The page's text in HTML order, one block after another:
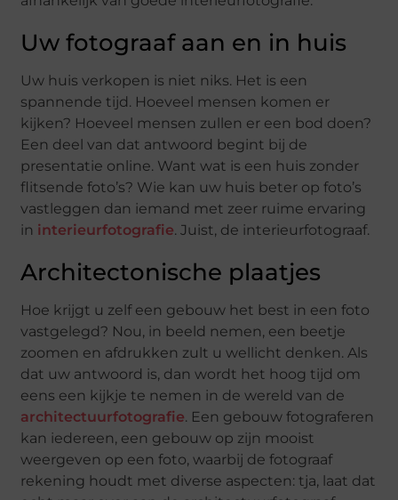
Uw fotograaf aan en in huis
Uw huis verkopen is niet niks. Het is een
spannende tijd. Hoeveel mensen komen er
kijken? Hoeveel mensen zullen er een bod doen?
Een deel van dat antwoord begint bij de
presentatie online. Want wat is een huis zonder
flitsende foto’s? Wie kan uw huis beter op foto’s
vastleggen dan iemand met zeer ruime ervaring
in interieurfotografie. Juist, de interieurfotograaf.
Architectonische plaatjes
Hoe krijgt u zelf een gebouw het best in een foto
vastgelegd? Nou, in beeld nemen, een beetje
zoomen en afdrukken zult u wellicht denken. Als
dat uw antwoord is, dan wordt het hoog tijd om
eens een kijkje te nemen in de wereld van de
architectuurfotografie. Een gebouw fotograferen
kan iedereen, een gebouw op zijn mooist
weergeven op een foto, waarbij de fotograaf
rekening houdt met diverse aspecten: tja, laat dat